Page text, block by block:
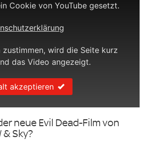
Cookie von YouTube gesetzt.
zustimmen, wird die Seite kurz
das Video angezeigt.
akzeptieren
neue Evil Dead-Film von
Sky?